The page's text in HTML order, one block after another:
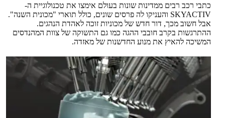
כתבי רכב רבים ממדינות שונות בעולם אימצו את טכנולוגיית ה-
SKYACTIV והעניקו לה פרסים שונים, כולל תוארי "מכונית השנה".
אבל חשוב מכך, דור חדש של מכוניות זוכה לאהדת הנהגים.
ההתרגשות בקרב חובבי ההגה כמו גם התשוקה של צוות המהנדסים
המשיכה להאיץ את מנוע החדשנות של מאזדה.